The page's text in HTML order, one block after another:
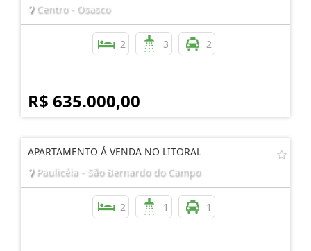
Centro - Osasco
2 3 2
R$ 635.000,00
APARTAMENTO Á VENDA NO LITORAL
Paulicéia - São Bernardo do Campo
2 1 1